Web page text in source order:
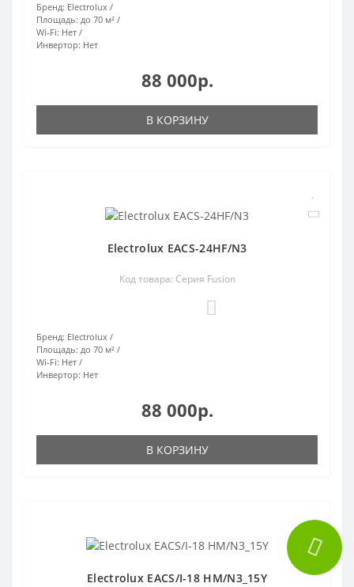
Бренд: Electrolux
Площадь: до 70 м²
Wi-Fi: Нет
Инвертор: Нет
88 000р.
В КОРЗИНУ
Electrolux EACS-24HF/N3
Код товара: Серия Fusion
Бренд: Electrolux
Площадь: до 70 м²
Wi-Fi: Нет
Инвертор: Нет
88 000р.
В КОРЗИНУ
Electrolux EACS/I-18 HM/N3_15Y